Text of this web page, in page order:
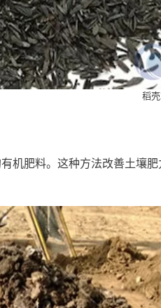
稻
机肥料。这种方法改善土壤